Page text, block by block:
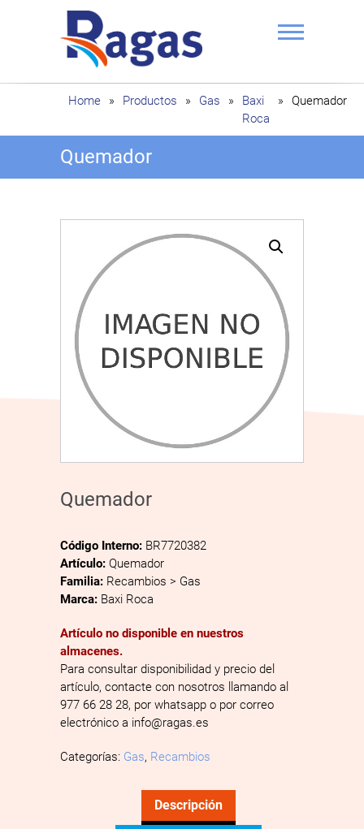
Ragas
Home » Productos » Gas »
Baxi
Roca
» Quemador
Quemador
Quemador
Código Interno: BR7720382
Artículo: Quemador
Familia: Recambios > Gas
Marca: Baxi Roca
Artículo no disponible en nuestros
almacenes.
Para consultar disponibilidad y precio del
artículo, contacte con nosotros llamando al
977 66 28 28, por whatsapp o por correo
electrónico a info@ragas.es
Categorías: Gas, Recambios
Descripción